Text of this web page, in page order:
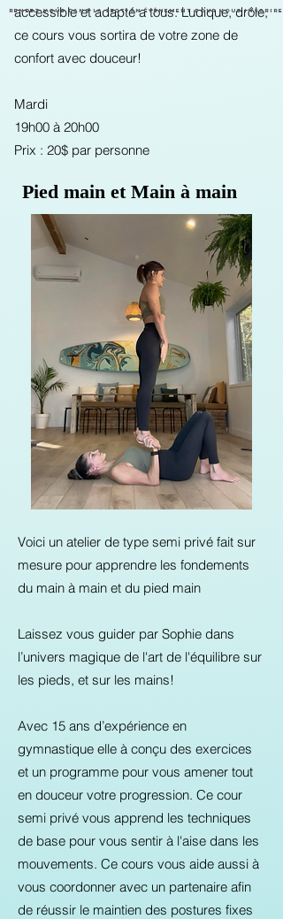
accessible et adapté a tous. Ludique, drôle,
ce cours vous sortira de votre zone de
confort avec douceur!
​Mardi
19h00 à 20h00
Prix : 20$ par personne
Rendez-vous dans la section événement pour vous inscrire.
Pied main et Main à main
Voici un atelier de type semi privé fait sur
mesure pour apprendre les fondements
du main à main et du pied main
Laissez vous guider par Sophie dans
l’univers magique de l'art de l'équilibre sur
les pieds, et sur les mains!
Avec 15 ans d’expérience en
gymnastique elle à conçu des exercices
et un programme pour vous amener tout
en douceur votre progression. Ce cour
semi privé vous apprend les techniques
de base pour vous sentir à l'aise dans les
mouvements. Ce cours vous aide aussi à
vous coordonner avec un partenaire afin
de réussir le maintien des postures fixes